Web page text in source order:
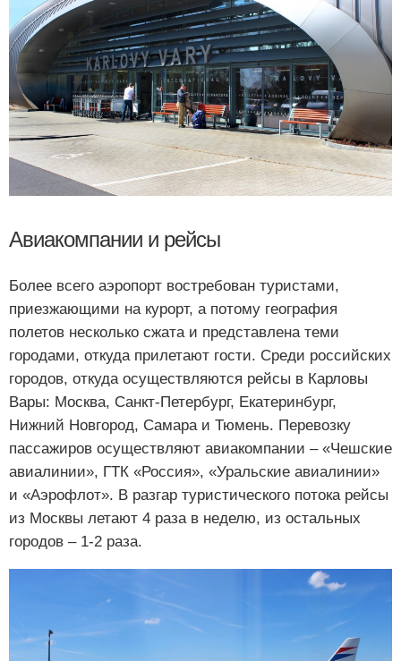
Авиакомпании и рейсы
Более всего аэропорт востребован туристами,
приезжающими на курорт, а потому география
полетов несколько сжата и представлена теми
городами, откуда прилетают гости. Среди российских
городов, откуда осуществляются рейсы в Карловы
Вары: Москва, Санкт-Петербург, Екатеринбург,
Нижний Новгород, Самара и Тюмень. Перевозку
пассажиров осуществляют авиакомпании – «Чешские
авиалинии», ГТК «Россия», «Уральские авиалинии»
и «Аэрофлот». В разгар туристического потока рейсы
из Москвы летают 4 раза в неделю, из остальных
городов – 1-2 раза.